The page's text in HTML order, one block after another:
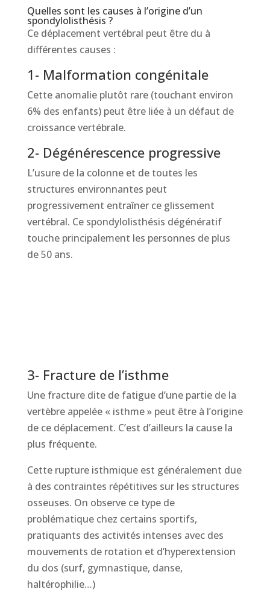
Quelles sont les causes à l’origine d’un
spondylolisthésis ?
Ce déplacement vertébral peut être du à
différentes causes :
1- Malformation congénitale
Cette anomalie plutôt rare (touchant environ
6% des enfants) peut être liée à un défaut de
croissance vertébrale.
2- Dégénérescence progressive
L’usure de la colonne et de toutes les
structures environnantes peut
progressivement entraîner ce glissement
vertébral. Ce spondylolisthésis dégénératif
touche principalement les personnes de plus
de 50 ans.
3- Fracture de l’isthme
Une fracture dite de fatigue d’une partie de la
vertèbre appelée « isthme » peut être à l’origine
de ce déplacement. C’est d’ailleurs la cause la
plus fréquente.
Cette rupture isthmique est généralement due
à des contraintes répétitives sur les structures
osseuses. On observe ce type de
problématique chez certains sportifs,
pratiquants des activités intenses avec des
mouvements de rotation et d’hyperextension
du dos (surf, gymnastique, danse,
haltérophilie…)